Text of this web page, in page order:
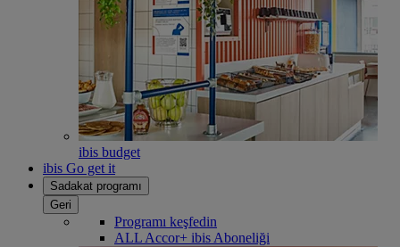
ibis budget
ibis Go get it
Sadakat programı
Geri
Programı keşfedin
ALL Accor+ ibis Aboneliği